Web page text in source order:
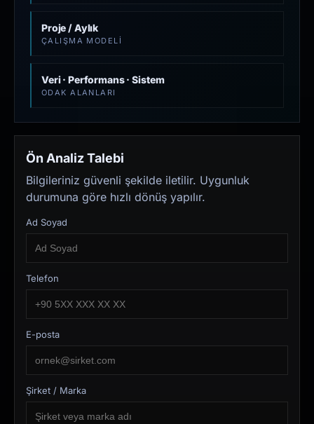
Proje / Aylık
ÇALIŞMA MODELI
Veri · Performans · Sistem
ODAK ALANLARI
Ön Analiz Talebi
Bilgileriniz güvenli şekilde iletilir. Uygunluk
durumuna göre hızlı dönüş yapılır.
Ad Soyad
Telefon
E-posta
Şirket / Marka